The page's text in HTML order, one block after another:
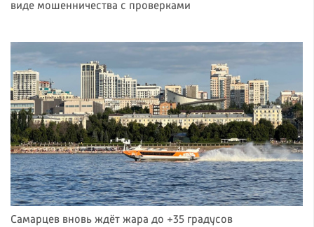
виде мошенничества с проверками
Самарцев вновь ждёт жара до +35 градусов